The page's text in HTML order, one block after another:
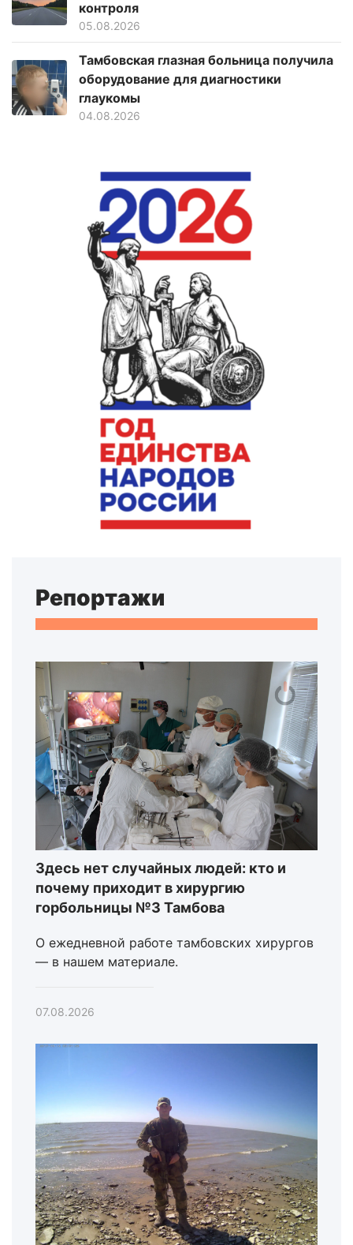
контроля
05.08.2026
Тамбовская глазная больница получила
оборудование для диагностики
глаукомы
04.08.2026
Репортажи
Здесь нет случайных людей: кто и
почему приходит в хирургию
горбольницы №3 Тамбова
О ежедневной работе тамбовских хирургов
— в нашем материале.
07.08.2026